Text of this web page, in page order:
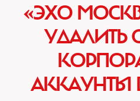
«ЭХО
УДАЛИТЬ
АККАУНТЫ